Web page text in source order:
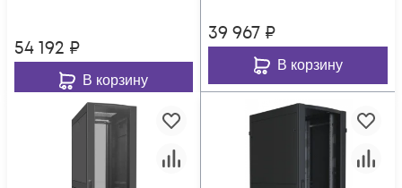
54 192 ₽
В корзину
39 967 ₽
В корзину